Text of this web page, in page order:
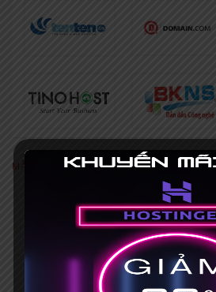
MÃ GIẢM GIÁ NỔI BẬT
[Khuyến mãi
giảm giá 75%+
Hết hạn 31/03/2035
Mã giảm giá